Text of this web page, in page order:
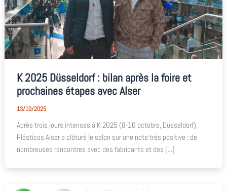
K 2025 Düsseldorf : bilan après la foire et
prochaines étapes avec Alser
13/10/2025
Après trois jours intenses à K 2025 (8-10 octobre, Düsseldorf),
Plásticos Alser a clôturé le salon sur une note très positive : de
nombreuses rencontres avec des fabricants et des [...]